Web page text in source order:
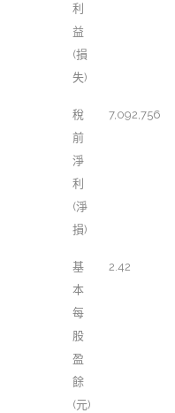
利
益
(損
失)
稅
前
淨
利
(淨
損)
7,092,756
基
本
每
股
盈
餘
(元)
2.42